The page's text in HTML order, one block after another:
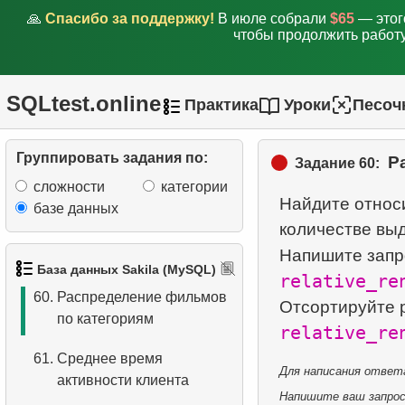
🙏 Спасибо за поддержку! В июле собрали $65 —
чтобы продолжить
SQLtest.online Практика Уроки
Группировать задания по:
сложности
категории
базе данных
База данных Sakila (MySQL)
описанию
56. Создать таблицу дат
57.Подсчитать количество
выходных дней в месяце
58.Вычислить факториал
59.Среднее время простоя
60. Распределение фильмов
по категориям
61. Среднее время
активности клиента
Задание 60:
Найдите
количестве
Напишите
Отсортируйте
Для написания
Напишите ваш